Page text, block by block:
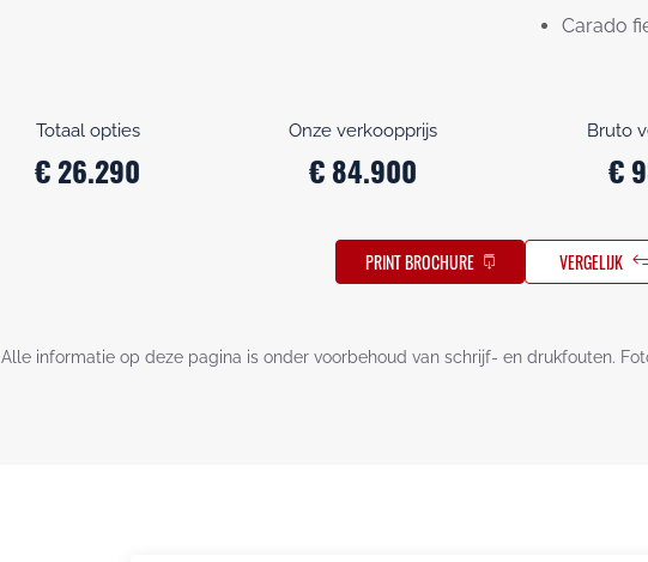
Carado
Totaal opties
€ 26.290
Onze verkoopprijs
€ 84.900
Bruto
€
PRINT BROCHURE VERGELIJK
Alle informatie op deze pagina is onder voorbehoud van schrijf- en drukfouten.